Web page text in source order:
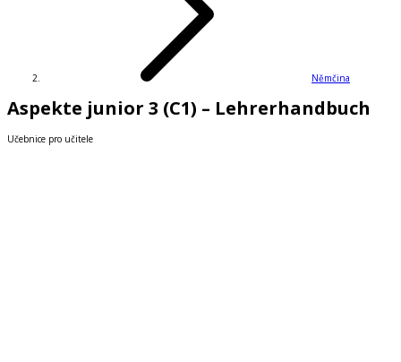
Němčina
Aspekte junior 3 (C1) – Lehrerhandbuch
Učebnice pro učitele